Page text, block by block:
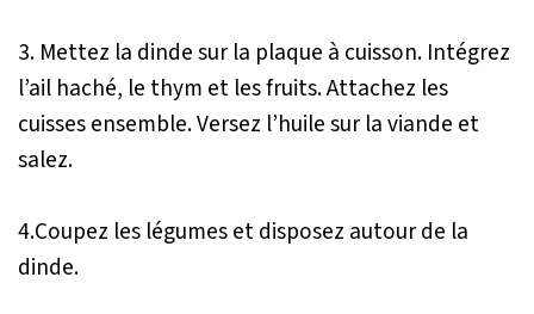
3. Mettez la dinde sur la plaque à cuisson. Intégrez
l’ail haché, le thym et les fruits. Attachez les
cuisses ensemble. Versez l’huile sur la viande et
salez.
4.Coupez les légumes et disposez autour de la
dinde.